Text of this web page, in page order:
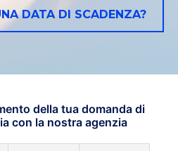
DATA DI SCADENZA?
della tua domanda di
con la nostra agenzia